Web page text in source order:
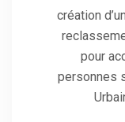
création
pour
personnes